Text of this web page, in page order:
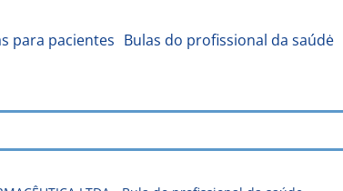
para pacientes Bulas do profissional da saúdė